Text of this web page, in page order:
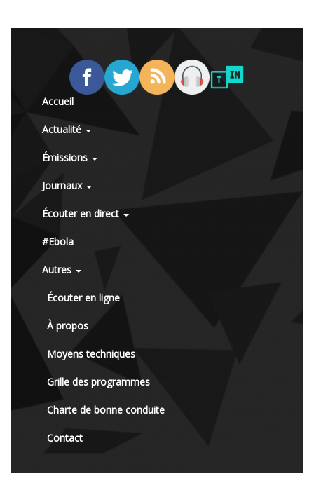
Accueil
Actualité
Émissions
Journaux
Écouter en direct
#Ebola
Autres
Écouter en ligne
À propos
Moyens techniques
Grille des programmes
Charte de bonne conduite
Contact